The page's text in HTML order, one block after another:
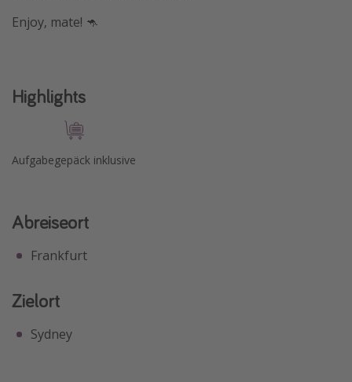
Enjoy, mate! 🦘
Highlights
Aufgabegepäck inklusive
Abreiseort
Frankfurt
Zielort
Sydney